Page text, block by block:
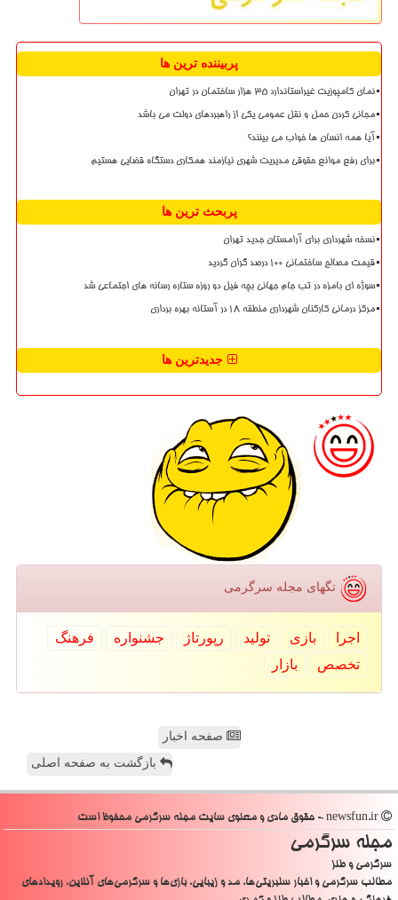
پربیننده ترین ها
نمای کامپوزیت غیراستاندارد ۳۵ هزار ساختمان در تهران
مجانی کردن حمل و نقل عمومی یکی از راهبردهای دولت می باشد
آیا همه انسان ها خواب می بینند؟
برای رفع موانع حقوقی مدیریت شهری نیازمند همکاری دستگاه قضایی هستیم
پربحث ترین ها
نسخه شهرداری برای آرامستان جدید تهران
قیمت مصالح ساختمانی ۱۰۰ درصد گران گردید
سوژه ای بامزه در تب جام جهانی بچه فیل دو روزه ستاره رسانه های اجتماعی شد
مرکز درمانی کارکنان شهرداری منطقه ۱۸ در آستانه بهره برداری
جدیدترین ها
تگهای مجله سرگرمی
اجرا بازی تولید رپورتاژ جشنواره
فرهنگ
تخصص
بازار
صفحه اخبار
بازگشت به صفحه اصلی
مجله سرگرمی
سرگرمی و طنز
مطالب سرگرمی و اخبار سلبریتی‌ها، مد و زیبایی، بازی‌ها و سرگرمی‌های آنلاین، رویدادهای